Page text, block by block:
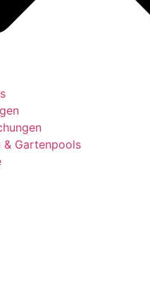
& Gartenpools